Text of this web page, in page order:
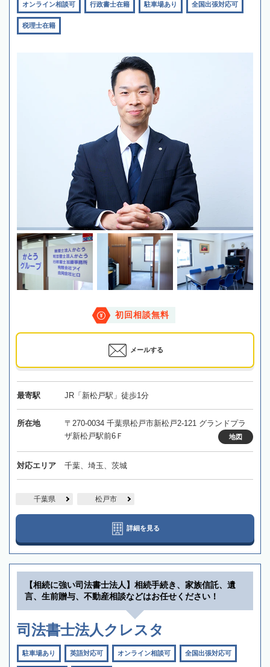
オンライン相談可 行政書士在籍 駐車場あり 全国出張対応可
税理士在籍
初回相談無料
メールする
最寄駅 JR「新松戸駅」徒歩1分
所在地
〒270-0034 千葉県松戸市新松戸2-121 グランドプラ
ザ新松戸駅前6Ｆ
地図
対応エリア 千葉、埼玉、茨城
千葉県 松戸市
詳細を見る
【相続に強い司法書士法人】相続手続き、家族信託、遺
言、生前贈与、不動産相談などはお任せください！
司法書士法人クレスタ
駐車場あり 英語対応可 オンライン相談可 全国出張対応可